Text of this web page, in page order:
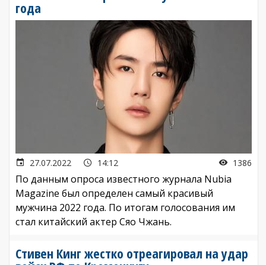
года
27.07.2022 14:12 1386
По данным опроса известного журнала Nubia
Magazine был определен самый красивый
мужчина 2022 года. По итогам голосования им
стал китайский актер Сяо Чжань.
Стивен Кинг жестко отреагировал на удар